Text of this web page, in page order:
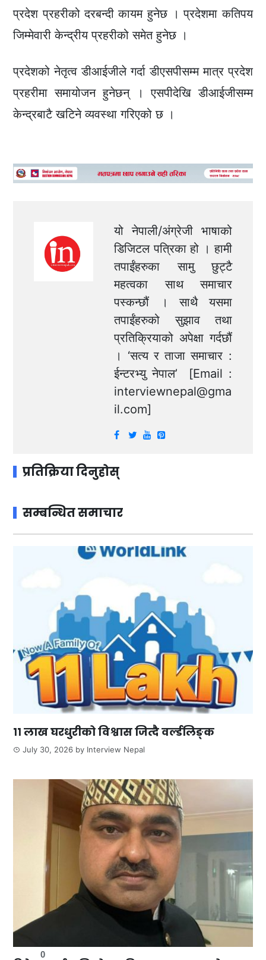
प्रदेश प्रहरीको दरबन्दी कायम हुनेछ । प्रदेशमा कतिपय
जिम्मेवारी केन्द्रीय प्रहरीको समेत हुनेछ ।
प्रदेशको नेतृत्व डीआईजीले गर्दा डीएसपीसम्म मात्र प्रदेश
प्रहरीमा समायोजन हुनेछन् । एसपीदेखि डीआईजीसम्म
केन्द्रबाटै खटिने व्यवस्था गरिएको छ ।
यो नेपाली/अंग्रेजी भाषाको
डिजिटल पत्रिका हो । हामी
तपाईंहरुका सामु छुट्टै
महत्वका साथ समाचार
पस्कन्छौं । साथै यसमा
तपाईंहरुको सुझाव तथा
प्रतिक्रियाको अपेक्षा गर्दछौं
। ‘सत्य र ताजा समाचार :
ईन्टरभ्यु नेपाल’ [Email :
interviewnepal@gma
il.com]
प्रतिक्रिया दिनुहोस्
सम्बन्धित समाचार
११ लाख घरधुरीको विश्वास जित्दै वर्ल्डलिङ्क
July 30, 2026 by Interview Nepal
0